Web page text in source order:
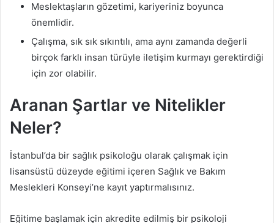
Meslektaşların gözetimi, kariyeriniz boyunca
önemlidir.
Çalışma, sık sık sıkıntılı, ama aynı zamanda değerli
birçok farklı insan türüyle iletişim kurmayı gerektirdiği
için zor olabilir.
Aranan Şartlar ve Nitelikler
Neler?
İstanbul’da bir sağlık psikoloğu olarak çalışmak için
lisansüstü düzeyde eğitimi içeren Sağlık ve Bakım
Meslekleri Konseyi’ne kayıt yaptırmalısınız.
Eğitime başlamak için akredite edilmiş bir psikoloji